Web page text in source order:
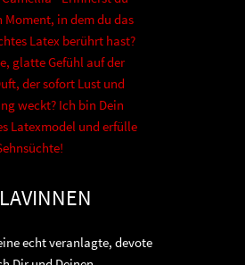
Moment, in dem du das
Latex berührt hast?
glatte Gefühl auf der
der sofort Lust und
weckt? Ich bin Dein
Latexmodel und erfülle
echt veranlagte, devote